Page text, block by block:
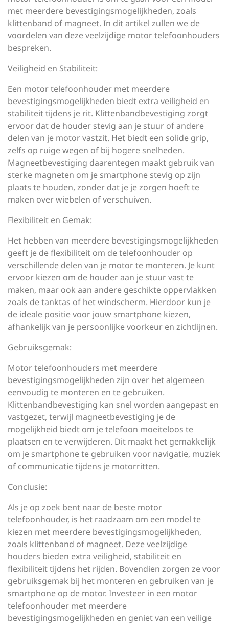
met meerdere bevestigingsmogelijkheden, zoals
klittenband of magneet. In dit artikel zullen we de
voordelen van deze veelzijdige motor telefoonhouders
bespreken.
Veiligheid en Stabiliteit:
Een motor telefoonhouder met meerdere
bevestigingsmogelijkheden biedt extra veiligheid en
stabiliteit tijdens je rit. Klittenbandbevestiging zorgt
ervoor dat de houder stevig aan je stuur of andere
delen van je motor vastzit. Het biedt een solide grip,
zelfs op ruige wegen of bij hogere snelheden.
Magneetbevestiging daarentegen maakt gebruik van
sterke magneten om je smartphone stevig op zijn
plaats te houden, zonder dat je je zorgen hoeft te
maken over wiebelen of verschuiven.
Flexibiliteit en Gemak:
Het hebben van meerdere bevestigingsmogelijkheden
geeft je de flexibiliteit om de telefoonhouder op
verschillende delen van je motor te monteren. Je kunt
ervoor kiezen om de houder aan je stuur vast te
maken, maar ook aan andere geschikte oppervlakken
zoals de tanktas of het windscherm. Hierdoor kun je
de ideale positie voor jouw smartphone kiezen,
afhankelijk van je persoonlijke voorkeur en zichtlijnen.
Gebruiksgemak:
Motor telefoonhouders met meerdere
bevestigingsmogelijkheden zijn over het algemeen
eenvoudig te monteren en te gebruiken.
Klittenbandbevestiging kan snel worden aangepast en
vastgezet, terwijl magneetbevestiging je de
mogelijkheid biedt om je telefoon moeiteloos te
plaatsen en te verwijderen. Dit maakt het gemakkelijk
om je smartphone te gebruiken voor navigatie, muziek
of communicatie tijdens je motorritten.
Conclusie:
Als je op zoek bent naar de beste motor
telefoonhouder, is het raadzaam om een model te
kiezen met meerdere bevestigingsmogelijkheden,
zoals klittenband of magneet. Deze veelzijdige
houders bieden extra veiligheid, stabiliteit en
flexibiliteit tijdens het rijden. Bovendien zorgen ze voor
gebruiksgemak bij het monteren en gebruiken van je
smartphone op de motor. Investeer in een motor
telefoonhouder met meerdere
bevestigingsmogelijkheden en geniet van een veilige